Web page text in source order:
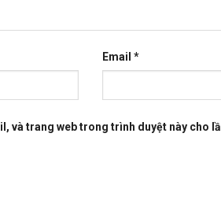
Email *
và trang web trong trình duyệt này cho